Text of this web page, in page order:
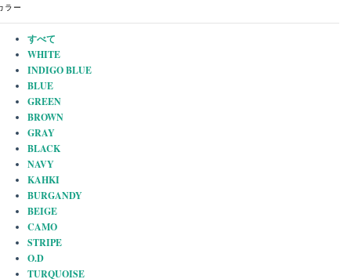
ラー
すべて
WHITE
INDIGO BLUE
BLUE
GREEN
BROWN
GRAY
BLACK
NAVY
KAHKI
BURGANDY
BEIGE
CAMO
STRIPE
O.D
TURQUOISE